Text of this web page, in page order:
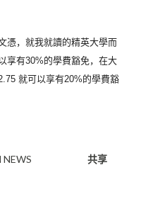
憑， 就我就讀的精英大學而
享有30%的學費豁免， 在大
就可以享有20%的學費豁
NEWS 共享